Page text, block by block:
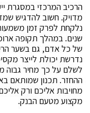
הרכיב המרכזי במסגרת
מדויק. חשוב להדגיש
שנים. במהלך תקופה
של כל אדם, גם בשער
נדרשת יכולת לייצר
לשלם על כך מחיר גבוה
ההחזר. תכנון שמותאם
מחויבות אליכם ורק
מקצוע מטעם הבנק.